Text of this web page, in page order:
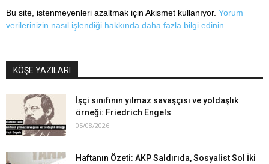
Bu site, istenmeyenleri azaltmak için Akismet kullanıyor. Yorum
verilerinizin nasıl işlendiği hakkında daha fazla bilgi edinin
KÖŞE YAZILARI
İşçi sınıfının yılmaz savaşçısı ve yoldaşlık
örneği: Friedrich Engels
05/08/2026
Haftanın Özeti: AKP Saldırıda, Sosyalist Sol İki